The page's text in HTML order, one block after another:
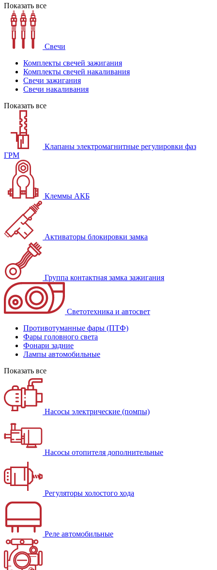
Показать все
Свечи
Комплекты свечей зажигания
Комплекты свечей накаливания
Свечи зажигания
Свечи накаливания
Показать все
Клапаны электромагнитные регулировки фаз
ГРМ
Клеммы АКБ
Активаторы блокировки замка
Группа контактная замка зажигания
Светотехника и автосвет
Противотуманные фары (ПТФ)
Фары головного света
Фонари задние
Лампы автомобильные
Показать все
Насосы электрические (помпы)
Насосы отопителя дополнительные
Регуляторы холостого хода
Реле автомобильные